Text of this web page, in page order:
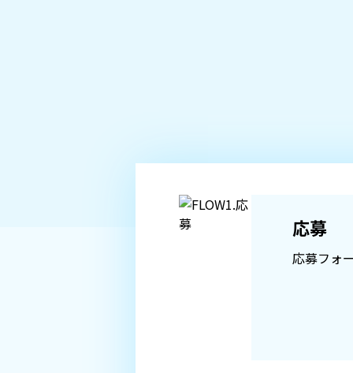
応募
応募フォ